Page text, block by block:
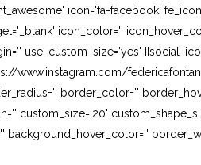
icon='fa-facebook'
icon_color=''
use_custom_size='yes'
www.instagram.com/
border_color=''
custom_size='20'